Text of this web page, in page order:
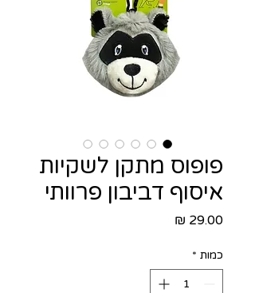
פופוס מתקן לשקיות
איסוף דביבון פרוותי
כמות *